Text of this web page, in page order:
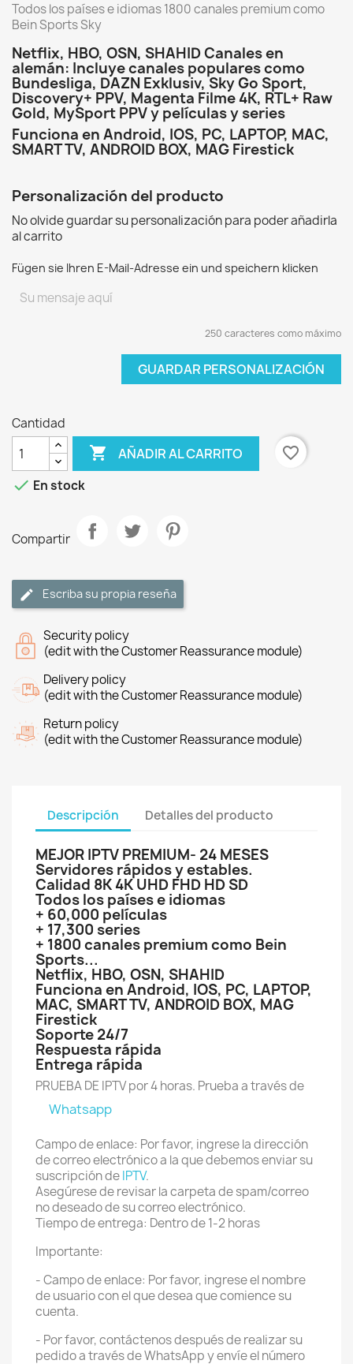
Todos los países e idiomas 1800 canales premium como
Bein Sports Sky
Netflix, HBO, OSN, SHAHID Canales en
alemán: Incluye canales populares como
Bundesliga, DAZN Exklusiv, Sky Go Sport,
Discovery+ PPV, Magenta Filme 4K, RTL+ Raw
Gold, MySport PPV y películas y series
Funciona en Android, IOS, PC, LAPTOP, MAC,
SMART TV, ANDROID BOX, MAG Firestick
Personalización del producto
No olvide guardar su personalización para poder añadirla
al carrito
Fügen sie Ihren E-Mail-Adresse ein und speichern klicken
250 caracteres como máximo
GUARDAR PERSONALIZACIÓN
Cantidad
 AÑADIR AL CARRITO
favorite_border
 En stock
Compartir
Escriba su propia reseña
Security policy
(edit with the Customer Reassurance module)
Delivery policy
(edit with the Customer Reassurance module)
Return policy
(edit with the Customer Reassurance module)
Descripción Detalles del producto
MEJOR IPTV PREMIUM- 24 MESES
Servidores rápidos y estables.
Calidad 8K 4K UHD FHD HD SD
Todos los países e idiomas
+ 60,000 películas
+ 17,300 series
+ 1800 canales premium como Bein
Sports...
Netflix, HBO, OSN, SHAHID
Funciona en Android, IOS, PC, LAPTOP,
MAC, SMART TV, ANDROID BOX, MAG
Firestick
Soporte 24/7
Respuesta rápida
Entrega rápida
PRUEBA DE IPTV por 4 horas. Prueba a través de
Whatsapp
Campo de enlace: Por favor, ingrese la dirección
de correo electrónico a la que debemos enviar su
suscripción deIPTV.
Asegúrese de revisar la carpeta de spam/correo
no deseado de su correo electrónico.
Tiempo de entrega: Dentro de 1-2 horas
Importante:
- Campo de enlace: Por favor, ingrese el nombre
de usuario con el que desea que comience su
cuenta.
- Por favor, contáctenos después de realizar su
pedido a través de WhatsApp y envíe el número